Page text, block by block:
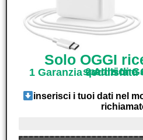
Solo OGGI
1 Garanzia soddisfatti
2 Anni di
spedizione
inserisci i tuoi dati nel